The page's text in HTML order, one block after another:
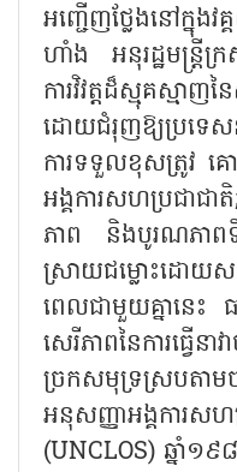
អញ្ជើញថ្លែងនៅក្នុង
ហាំង អនុរដ្ឋមន្ត្រីក្
ការវិវត្តដ៏ស្មុគស្មាញន
ដោយជំរុញឱ្យប្រទេស
ការទទួលខុសត្រូវ គោ
អង្គការសហប្រជាជាតិ
ភាព និងបូរណភាព
ស្រាយជម្លោះដោយសន្
ពេលជាមួយគ្នានេះ
សេរីភាពនៃការធ្វើ
ច្រកសមុទ្រស្របតាម
អនុសញ្ញាអង្គការស
(UNCLOS) ឆ្នាំ១